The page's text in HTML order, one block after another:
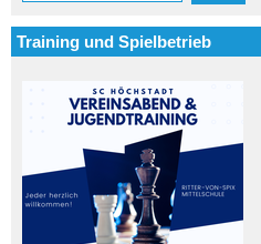
Training und Spielbetrieb